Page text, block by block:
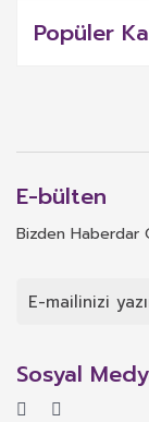
Popüler
E-bülten
Bizden Haberdar
Sosyal